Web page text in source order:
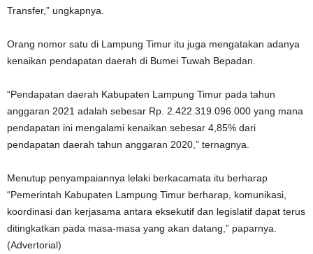
Transfer,” ungkapnya.
Orang nomor satu di Lampung Timur itu juga mengatakan adanya
kenaikan pendapatan daerah di Bumei Tuwah Bepadan.
“Pendapatan daerah Kabupaten Lampung Timur pada tahun
anggaran 2021 adalah sebesar Rp. 2.422.319.096.000 yang mana
pendapatan ini mengalami kenaikan sebesar 4,85% dari
pendapatan daerah tahun anggaran 2020,” ternagnya.
Menutup penyampaiannya lelaki berkacamata itu berharap
“Pemerintah Kabupaten Lampung Timur berharap, komunikasi,
koordinasi dan kerjasama antara eksekutif dan legislatif dapat terus
ditingkatkan pada masa-masa yang akan datang,” paparnya.
(Advertorial)